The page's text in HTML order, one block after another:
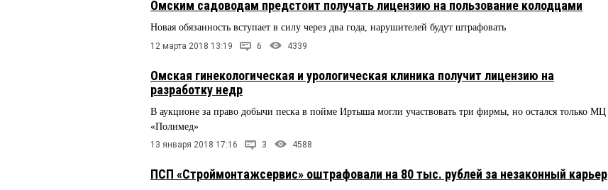
Омским садоводам предстоит получать лицензию на пользование колодцами
Новая обязанность вступает в силу через два года, нарушителей будут штрафовать
12 марта 2018 13:19 6 4339
Омская гинекологическая и урологическая клиника получит лицензию на
разработку недр
В аукционе за право добычи песка в пойме Иртыша могли участвовать три фирмы, но остался только МЦ
«Полимед»
13 января 2018 17:16 3 4588
ПСП «Строймонтажсервис» оштрафовали на 80 тыс. рублей за незаконный карьер